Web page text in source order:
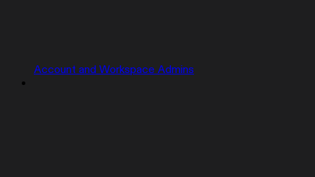
Account and Workspace Admins